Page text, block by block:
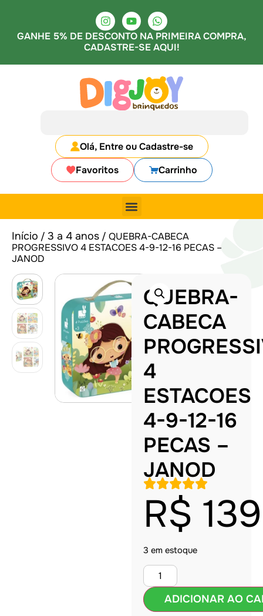
GANHE 5% DE DESCONTO NA PRIMEIRA COMPRA,
CADASTRE-SE AQUI!
Olá, Entre ou Cadastre-se
Favoritos
Carrinho
Início / 3 a 4 anos / QUEBRA-CABECA
PROGRESSIVO 4 ESTACOES 4-9-12-16 PECAS –
JANOD
QUEBRA-
CABECA
4
ESTACOES
4-9-12-16
PECAS –
JANOD
R$
3 em estoque
ADICIONAR AO